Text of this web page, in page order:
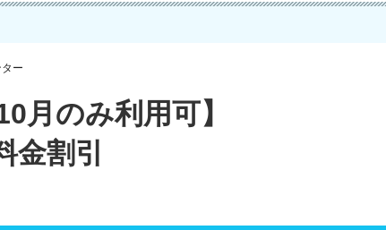
ー
月のみ利用可】
割引